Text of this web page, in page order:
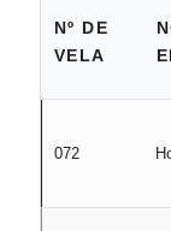
Nº DE
VELA
072